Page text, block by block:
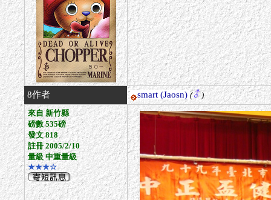
8作者 smart (Jaosn) ( )
來自 新竹縣
磅數 535磅
發文 818
註冊 2005/2/10
量級 中重量級
★★★☆